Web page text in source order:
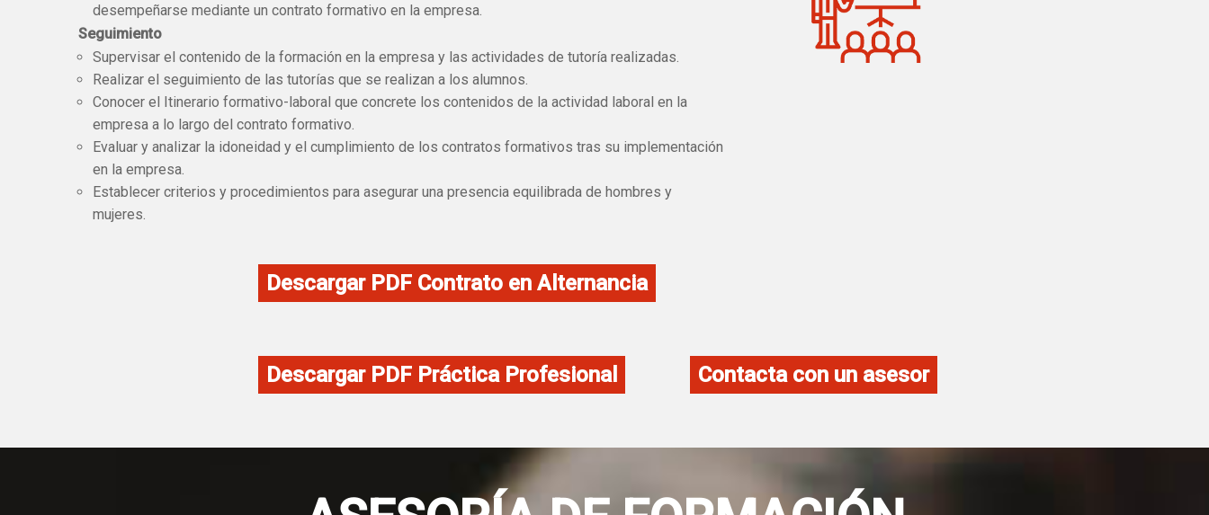
desempeñarse mediante un contrato formativo en la empresa.
Seguimiento
Supervisar el contenido de la formación en la empresa y las actividades de tutoría realizadas.
Realizar el seguimiento de las tutorías que se realizan a los alumnos.
Conocer el Itinerario formativo-laboral que concrete los contenidos de la actividad laboral en la
empresa a lo largo del contrato formativo.
Evaluar y analizar la idoneidad y el cumplimiento de los contratos formativos tras su implementación
en la empresa.
Establecer criterios y procedimientos para asegurar una presencia equilibrada de hombres y
mujeres.
Descargar PDF Contrato en Alternancia
Descargar PDF Práctica Profesional Contacta con un asesor